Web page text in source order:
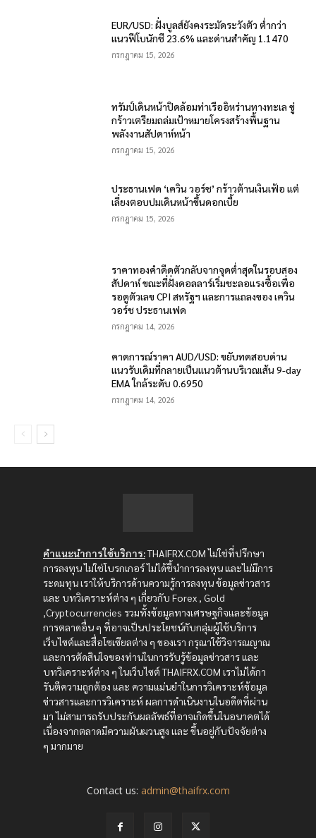
EUR/USD: ฝั่งบูลส์ยังคงระมัดระวังตัว ต่ำกว่า
แนวฟีโบนักชี 23.6% และด่านสำคัญ 1.1470
กรกฎาคม 15, 2026
ทรัมป์เดินหน้าปิดล้อมท่าเรืออิหร่านทางทะเล ขู่
กร้าวเตรียมถล่มเป้าหมายโครงสร้างพื้นฐาน
พลังงานสัปดาห์หน้า
กรกฎาคม 15, 2026
ประธานเฟด ‘เควิน วอร์ช’ กร้าวต้านเงินเฟ้อ แต่
เลี่ยงตอบปมเดินหน้าขึ้นดอกเบี้ย
กรกฎาคม 15, 2026
ราคาทองคำดีดตัวกลับจากจุดต่ำสุดในรอบสอง
สัปดาห์ ขณะที่ฝั่งดอลลาร์เริ่มชะลอแรงซื้อเพื่อ
รอดูตัวเลข CPI สหรัฐฯ และการแถลงของ เควิน
วอร์ช ประธานเฟด
กรกฎาคม 14, 2026
คาดการณ์ราคา AUD/USD: ขยับทดสอบด่าน
แนวรับเดิมที่กลายเป็นแนวต้านบริเวณเส้น 9-day
EMA ใกล้ระดับ 0.6950
กรกฎาคม 14, 2026
คำแนะนำการใช้บริการ:THAIFRX.COM ไม่ใช่ที่ปรึกษา
การลงทุน ไม่ใช่โบรกเกอร์ ไม่ได้ชี้นำการลงทุน และไม่มีการ
ระดมทุน เราให้บริการด้านความรู้การลงทุน ข้อมูลข่าวสาร
และ บทวิเคราะห์ต่าง ๆ เกี่ยวกับ Forex , Gold
,Cryptocurrencies รวมทั้งข้อมูลทางเศรษฐกิจและข้อมูล
การตลาดอื่น ๆ ที่อาจเป็นประโยชน์กับกลุ่มผู้ใช้บริการ
เว็บไซต์และสื่อโซเซียลต่าง ๆ ของเรา กรุณาใช้วิจารณญาณ
และการตัดสินใจของท่านในการรับรู้ข้อมูลข่าวสาร และ
บทวิเคราะห์ต่าง ๆ ในเว็บไซต์ THAIFRX.COM เราไม่ได้กา
รันตีความถูกต้อง และ ความแม่นยำในการวิเคราะห์ข้อมูล
ข่าวสารและการวิเคราะห์ ผลการดำเนินงานในอดีตที่ผ่าน
มา ไม่สามารถรับประกันผลลัพธ์ที่อาจเกิดขึ้นในอนาคตได้
เนื่องจากตลาดมีความผันผวนสูง และ ขึ้นอยู่กับปัจจัยต่าง
ๆ มากมาย
Contact us: admin@thaifrx.com